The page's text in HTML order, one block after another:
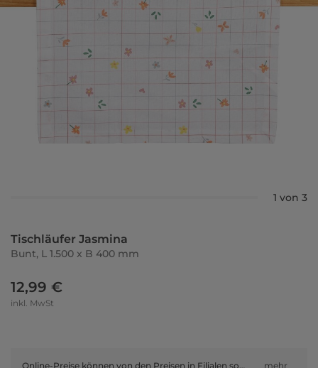
1 von 3
Tischläufer Jasmina
Bunt, L 1.500 x B 400 mm
12,99 €
inkl. MwSt
Online-Preise können von den Preisen in Filialen sowie Shop-in-Shop-Flächen abweichen. mehr